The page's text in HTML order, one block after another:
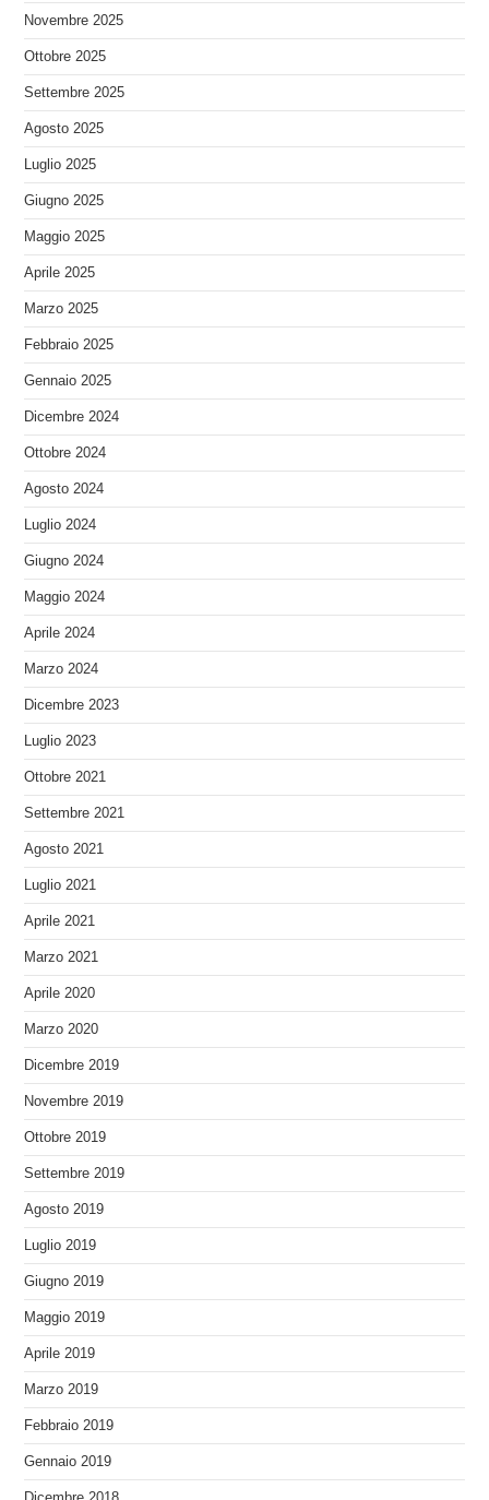
Novembre 2025
Ottobre 2025
Settembre 2025
Agosto 2025
Luglio 2025
Giugno 2025
Maggio 2025
Aprile 2025
Marzo 2025
Febbraio 2025
Gennaio 2025
Dicembre 2024
Ottobre 2024
Agosto 2024
Luglio 2024
Giugno 2024
Maggio 2024
Aprile 2024
Marzo 2024
Dicembre 2023
Luglio 2023
Ottobre 2021
Settembre 2021
Agosto 2021
Luglio 2021
Aprile 2021
Marzo 2021
Aprile 2020
Marzo 2020
Dicembre 2019
Novembre 2019
Ottobre 2019
Settembre 2019
Agosto 2019
Luglio 2019
Giugno 2019
Maggio 2019
Aprile 2019
Marzo 2019
Febbraio 2019
Gennaio 2019